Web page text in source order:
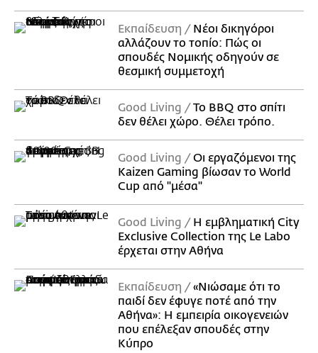
Εκπαίδευση
Νέοι δικηγόροι
αλλάζουν το τοπίο: Πώς οι
σπουδές Νομικής οδηγούν σε
θεσμική συμμετοχή
Good Living
Το BBQ στο σπίτι
δεν θέλει χώρο. Θέλει τρόπο.
Good Living
Οι εργαζόμενοι της
Kaizen Gaming βίωσαν το World
Cup από "μέσα"
Good Living
Η εμβληματική City
Exclusive Collection της Le Labo
έρχεται στην Αθήνα
Εκπαίδευση
«Νιώσαμε ότι το
παιδί δεν έφυγε ποτέ από την
Αθήνα»: Η εμπειρία οικογενειών
που επέλεξαν σπουδές στην
Κύπρο